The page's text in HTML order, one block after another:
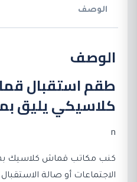
أشخاص
الوصف
الوصف
طقم استقبال
كلاسيكي يليق
n
كنب مكاتب قماش كلاسيك
الاجتماعات أو صالة الاستقبال